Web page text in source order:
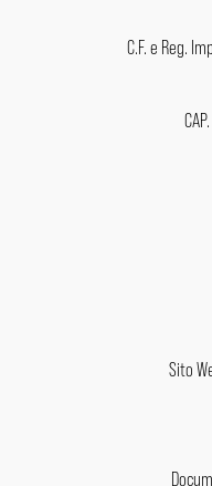
C.F. e Reg.
Sito